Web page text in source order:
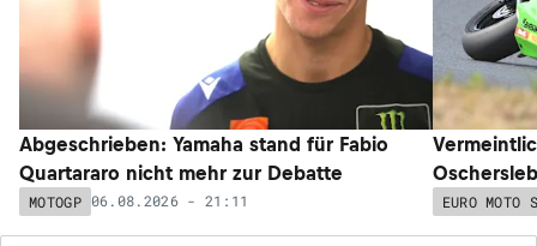
Abgeschrieben: Yamaha stand für Fabio
Quartararo nicht mehr zur Debatte
MOTOGP 06.08.2026 - 21:11 EURO MOTO